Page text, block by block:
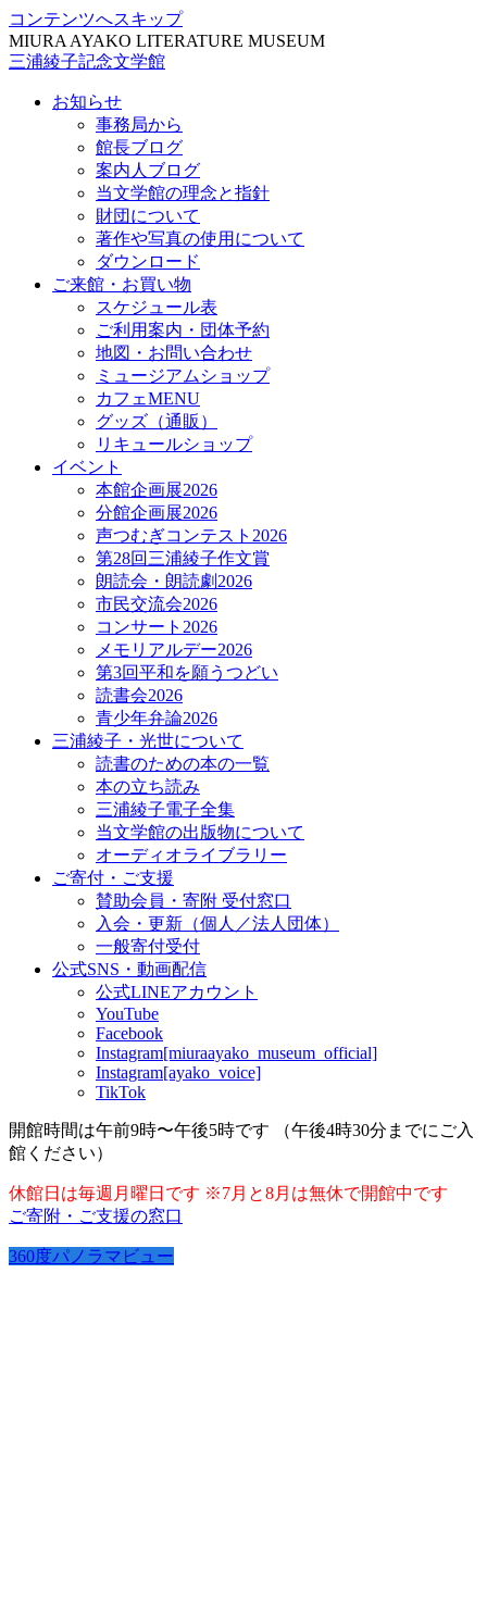
コンテンツへスキップ
MIURA AYAKO LITERATURE MUSEUM
三浦綾子記念文学館
お知らせ
事務局から
館長ブログ
案内人ブログ
当文学館の理念と指針
財団について
著作や写真の使用について
ダウンロード
ご来館・お買い物
スケジュール表
ご利用案内・団体予約
地図・お問い合わせ
ミュージアムショップ
カフェMENU
グッズ（通販）
リキュールショップ
イベント
本館企画展2026
分館企画展2026
声つむぎコンテスト2026
第28回三浦綾子作文賞
朗読会・朗読劇2026
市民交流会2026
コンサート2026
メモリアルデー2026
第3回平和を願うつどい
読書会2026
青少年弁論2026
三浦綾子・光世について
読書のための本の一覧
本の立ち読み
三浦綾子電子全集
当文学館の出版物について
オーディオライブラリー
ご寄付・ご支援
賛助会員・寄附 受付窓口
入会・更新（個人／法人団体）
一般寄付受付
公式SNS・動画配信
公式LINEアカウント
YouTube
Facebook
Instagram[miuraayako_museum_official]
Instagram[ayako_voice]
TikTok
開館時間は午前9時〜午後5時です （午後4時30分までにご入
館ください）
休館日は毎週月曜日です ※7月と8月は無休で開館中です
ご寄附・ご支援の窓口
360度パノラマビュー